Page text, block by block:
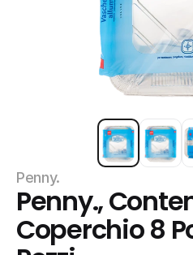
Penny.
Penny.,
Coperchio 8